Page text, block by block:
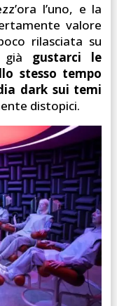
l’uno, e la
valore
rilasciata su
già gustarci le
stesso tempo
dark sui temi
distopici.